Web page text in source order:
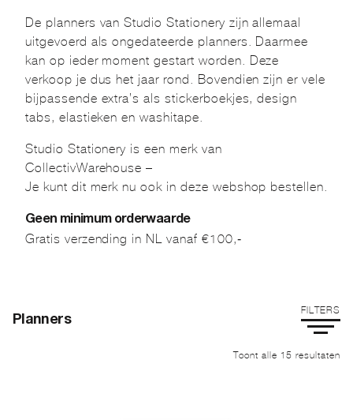
De planners van Studio Stationery zijn allemaal
uitgevoerd als ongedateerde planners. Daarmee
kan op ieder moment gestart worden. Deze
verkoop je dus het jaar rond. Bovendien zijn er vele
bijpassende extra’s als stickerboekjes, design
tabs, elastieken en washitape.
Studio Stationery is een merk van
CollectivWarehouse –
Je kunt dit merk nu ook in deze webshop bestellen.
Geen minimum orderwaarde
Gratis verzending in NL vanaf €100,-
Planners
FILTERS
Toont alle 15 resultaten